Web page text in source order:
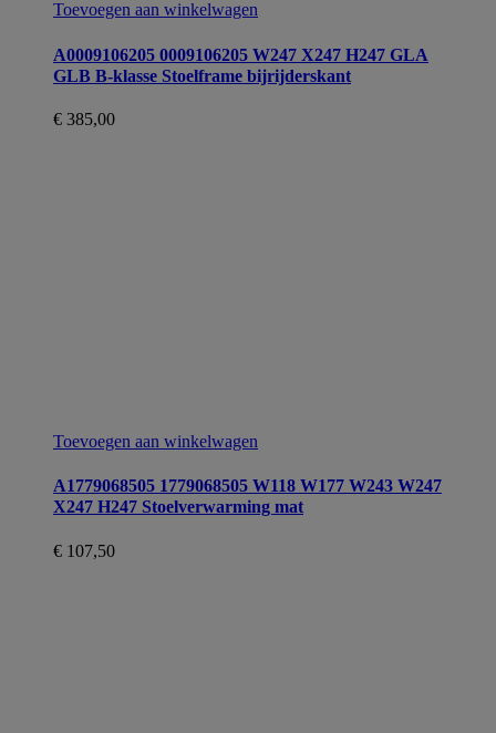
Toevoegen aan winkelwagen
A0009106205 0009106205 W247 X247 H247 GLA
GLB B-klasse Stoelframe bijrijderskant
€ 385,00
Toevoegen aan winkelwagen
A1779068505 1779068505 W118 W177 W243 W247
X247 H247 Stoelverwarming mat
€ 107,50